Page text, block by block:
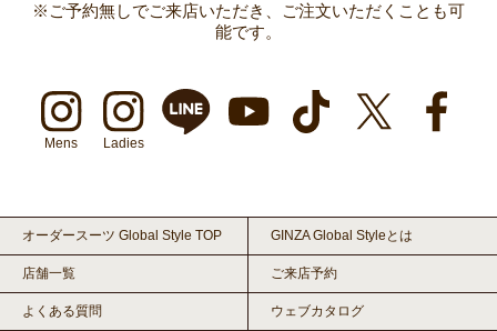
※ご予約無しでご来店いただき、ご注文いただくことも可
能です。
Mens Ladies
オーダースーツ Global Style TOP GINZA Global Styleとは
店舗一覧 ご来店予約
よくある質問 ウェブカタログ